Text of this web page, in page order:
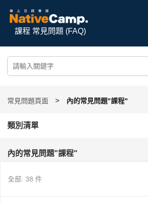
課程 常見問題 (FAQ)
常見問題頁面 內的常見問題"課程"
類別清單
內的常見問題"課程"
全部: 38 件